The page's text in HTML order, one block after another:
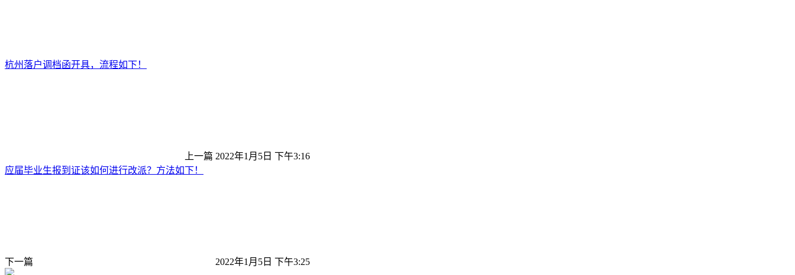
杭州落户调档函开具，流程如下！
上一篇 2022年1月5日 下午3:16
应届毕业生报到证该如何进行改派？方法如下！
下一篇 2022年1月5日 下午3:25